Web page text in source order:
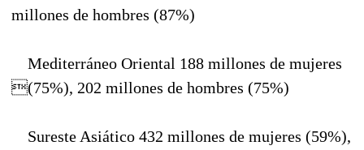
millones de hombres (87%)
Mediterráneo Oriental 188 millones de mujeres
(75%), 202 millones de hombres (75%)
Sureste Asiático 432 millones de mujeres (59%),